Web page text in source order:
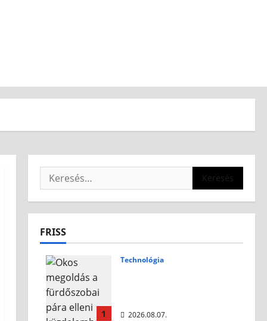
Keresés:
FRISS
1
Technológia
2026.08.07.